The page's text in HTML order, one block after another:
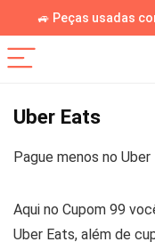
🚙 Peças usadas
Uber Eats
Pague menos no Uber
Aqui no Cupom 99
Uber Eats, além de